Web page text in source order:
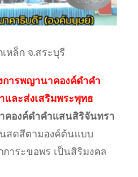
หล็ก จ.สระบุรี
การพญานาคองค์ดำคำ
ละส่งเสริมพระพุทธ
คองค์ดำคำแสนสิริจันทรา
สดสีตามองค์ต้นแบบ
าระขอพร เป็นสิริมงคล